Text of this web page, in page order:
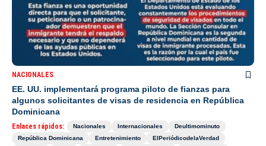
NACIONALES
EE. UU. implementará programa piloto de fianzas para
algunos solicitantes de visas de residencia en República
Dominicana
Enlaces rápidos: Nacionales Internacionales
Deultimominuto
República Dominicana
Entretenimiento
ElPeriódicodelaVerdad